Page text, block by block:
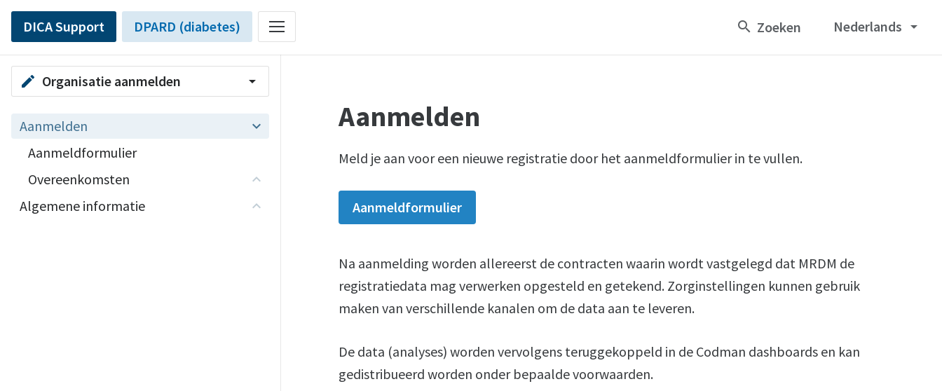
DICA Support DPARD (diabetes) Nederlands arrow_drop_down
edit Organisatie aanmelden arrow_drop_down
Aanmelden
Aanmeldformulier
Overeenkomsten
Algemene informatie
Aanmelden
Meld je aan voor een nieuwe registratie door het aanmeldformulier in te vullen.
Aanmeldformulier
Na aanmelding worden allereerst de contracten waarin wordt vastgelegd dat MRDM de
registratiedata mag verwerken opgesteld en getekend. Zorginstellingen kunnen gebruik
maken van verschillende kanalen om de data aan te leveren.
De data (analyses) worden vervolgens teruggekoppeld in de Codman dashboards en kan
gedistribueerd worden onder bepaalde voorwaarden.